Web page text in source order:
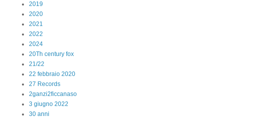
2019
2020
2021
2022
2024
20Th century fox
21/22
22 febbraio 2020
27 Records
2ganzi2ficcanaso
3 giugno 2022
30 anni